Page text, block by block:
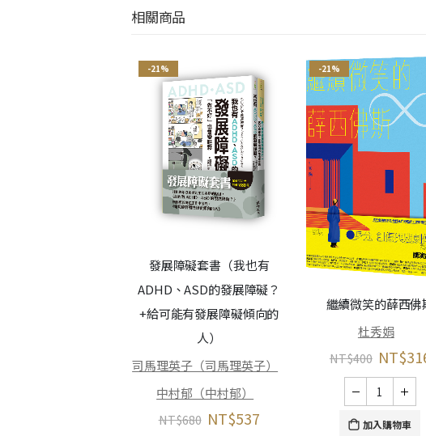
相關商品
-21%
發展障礙套書（我也有
ADHD、ASD的發展障礙？
+給可能有發展障礙傾向的
人）
司馬理英子（司馬理英子）
中村郁（中村郁）
NT$680 NT$537
-21%
繼續微笑的薛西佛
杜秀娟
NT$400 NT$
加入購物車